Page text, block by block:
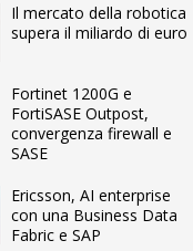
Il mercato della robotica
supera il miliardo di euro
Fortinet 1200G e
FortiSASE Outpost,
convergenza firewall e
SASE
Ericsson, AI enterprise
con una Business Data
Fabric e SAP